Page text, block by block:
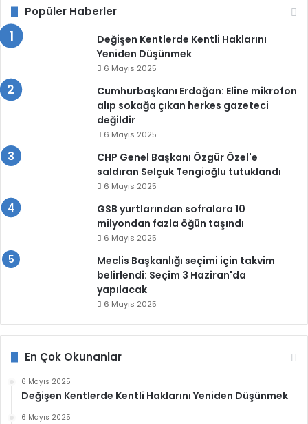
Popüler Haberler
Değişen Kentlerde Kentli Haklarını
Yeniden Düşünmek
6 Mayıs 2025
Cumhurbaşkanı Erdoğan: Eline mikrofon
alıp sokağa çıkan herkes gazeteci
değildir
6 Mayıs 2025
CHP Genel Başkanı Özgür Özel'e
saldıran Selçuk Tengioğlu tutuklandı
6 Mayıs 2025
GSB yurtlarından sofralara 10
milyondan fazla öğün taşındı
6 Mayıs 2025
Meclis Başkanlığı seçimi için takvim
belirlendi: Seçim 3 Haziran'da
yapılacak
6 Mayıs 2025
En Çok Okunanlar
6 Mayıs 2025
Değişen Kentlerde Kentli Haklarını Yeniden Düşünmek
6 Mayıs 2025